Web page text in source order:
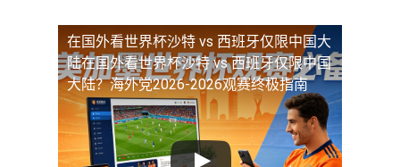
在国外看世界杯沙特 vs 西班牙仅限中国大
陆在国外看世界杯沙特 vs 西班牙仅限中国
大陆？海外党2026-2026观赛终极指南